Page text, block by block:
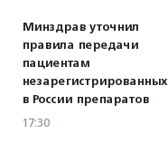
Минздрав уточнил
правила передачи
пациентам
незарегистрированных
в России препаратов
17:30